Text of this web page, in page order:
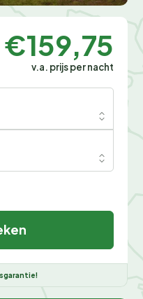
€159,75
v.a. prijs per nacht